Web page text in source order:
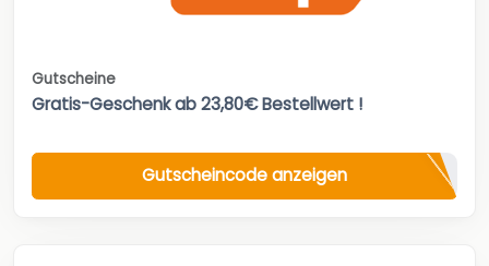
Gutscheine
Gratis-Geschenk ab 23,80€ Bestellwert !
Gutscheincode anzeigen